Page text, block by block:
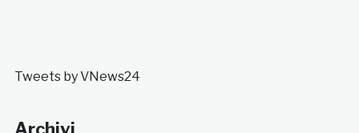
Tweets by VNews24